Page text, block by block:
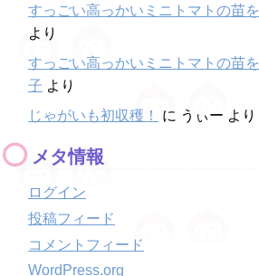
すっごい高っかいミニトマトの苗を
より
すっごい高っかいミニトマトの苗を
子 より
じゃがいも初収穫！
に うぃー より
メタ情報
ログイン
投稿フィード
コメントフィード
WordPress.org